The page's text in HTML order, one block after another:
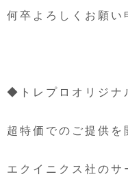
何卒よろしくお願い
◆トレプロオリジナ
超特価でのご提供を
エクイニクス社のサ